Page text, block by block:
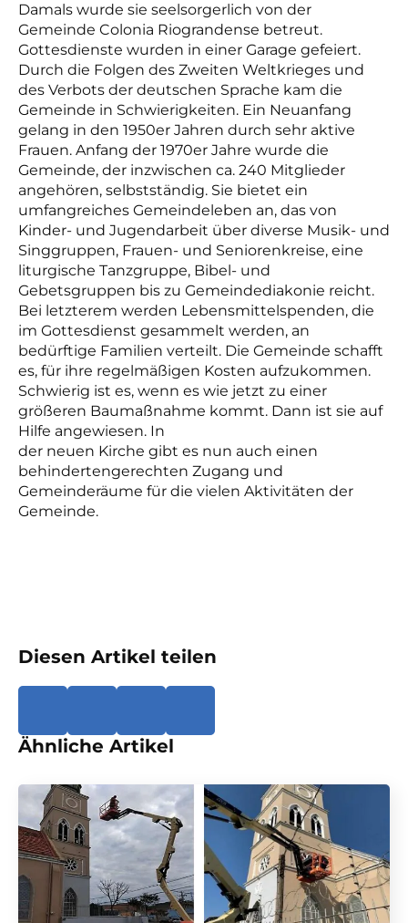
Damals wurde sie seelsorgerlich von der
Gemeinde Colonia Riograndense betreut.
Gottesdienste wurden in einer Garage gefeiert.
Durch die Folgen des Zweiten Weltkrieges und
des Verbots der deutschen Sprache kam die
Gemeinde in Schwierigkeiten. Ein Neuanfang
gelang in den 1950er Jahren durch sehr aktive
Frauen. Anfang der 1970er Jahre wurde die
Gemeinde, der inzwischen ca. 240 Mitglieder
angehören, selbstständig. Sie bietet ein
umfangreiches Gemeindeleben an, das von
Kinder- und Jugendarbeit über diverse Musik- und
Singgruppen, Frauen- und Seniorenkreise, eine
liturgische Tanzgruppe, Bibel- und
Gebetsgruppen bis zu Gemeindediakonie reicht.
Bei letzterem werden Lebensmittelspenden, die
im Gottesdienst gesammelt werden, an
bedürftige Familien verteilt. Die Gemeinde schafft
es, für ihre regelmäßigen Kosten aufzukommen.
Schwierig ist es, wenn es wie jetzt zu einer
größeren Baumaßnahme kommt. Dann ist sie auf
Hilfe angewiesen. In
der neuen Kirche gibt es nun auch einen
behindertengerechten Zugang und
Gemeinderäume für die vielen Aktivitäten der
Gemeinde.
Diesen Artikel teilen
Ähnliche Artikel